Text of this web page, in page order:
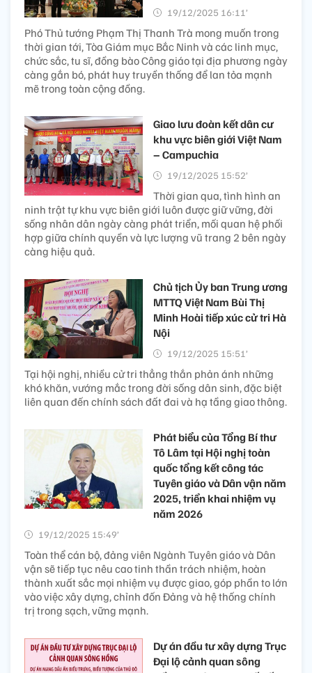
19/12/2025 16:11’
Phó Thủ tướng Phạm Thị Thanh Trà mong muốn trong
thời gian tới, Tòa Giám mục Bắc Ninh và các linh mục,
chức sắc, tu sĩ, đồng bào Công giáo tại địa phương ngày
càng gắn bó, phát huy truyền thống để lan tỏa mạnh
mẽ trong toàn cộng đồng.
Giao lưu đoàn kết dân cư
khu vực biên giới Việt Nam
– Campuchia
19/12/2025 15:52’
Thời gian qua, tình hình an
ninh trật tự khu vực biên giới luôn được giữ vững, đời
sống nhân dân ngày càng phát triển, mối quan hệ phối
hợp giữa chính quyền và lực lượng vũ trang 2 bên ngày
càng hiệu quả.
Chủ tịch Ủy ban Trung ương
MTTQ Việt Nam Bùi Thị
Minh Hoài tiếp xúc cử tri Hà
Nội
19/12/2025 15:51’
Tại hội nghị, nhiều cử tri thẳng thắn phản ánh những
khó khăn, vướng mắc trong đời sống dân sinh, đặc biệt
liên quan đến chính sách đất đai và hạ tầng giao thông.
Phát biểu của Tổng Bí thư
Tô Lâm tại Hội nghị toàn
quốc tổng kết công tác
Tuyên giáo và Dân vận năm
2025, triển khai nhiệm vụ
năm 2026
19/12/2025 15:49’
Toàn thể cán bộ, đảng viên Ngành Tuyên giáo và Dân
vận sẽ tiếp tục nêu cao tinh thần trách nhiệm, hoàn
thành xuất sắc mọi nhiệm vụ được giao, góp phần to lớn
vào việc xây dựng, chỉnh đốn Đảng và hệ thống chính
trị trong sạch, vững mạnh.
Dự án đầu tư xây dựng Trục
Đại lộ cảnh quan sông